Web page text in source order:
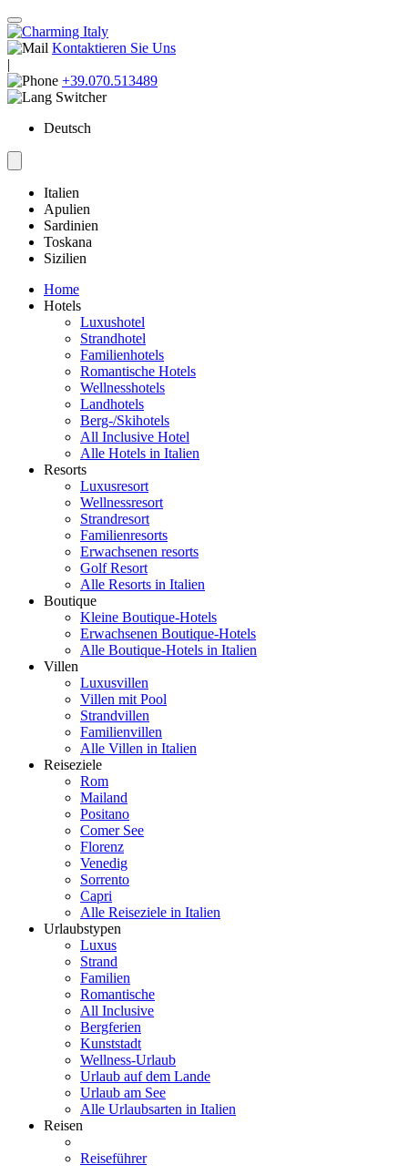
Kontaktieren Sie Uns
|
+39.070.513489
Deutsch
Italien
Apulien
Sardinien
Toskana
Sizilien
Home
Hotels
Luxushotel
Strandhotel
Familienhotels
Romantische Hotels
Wellnesshotels
Landhotels
Berg-/Skihotels
All Inclusive Hotel
Alle Hotels in Italien
Resorts
Luxusresort
Wellnessresort
Strandresort
Familienresorts
Erwachsenen resorts
Golf Resort
Alle Resorts in Italien
Boutique
Kleine Boutique-Hotels
Erwachsenen Boutique-Hotels
Alle Boutique-Hotels in Italien
Villen
Luxusvillen
Villen mit Pool
Strandvillen
Familienvillen
Alle Villen in Italien
Reiseziele
Rom
Mailand
Positano
Comer See
Florenz
Venedig
Sorrento
Capri
Alle Reiseziele in Italien
Urlaubstypen
Luxus
Strand
Familien
Romantische
All Inclusive
Bergferien
Kunststadt
Wellness-Urlaub
Urlaub auf dem Lande
Urlaub am See
Alle Urlaubsarten in Italien
Reisen
Reiseführer